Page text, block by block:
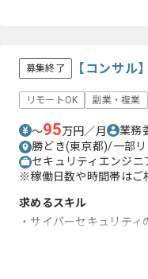
募集終了 【コンサル
リモートOK 副業・複業
〜95万円／月 業務
勝どき(東京都)/一部リ
セキュリティエンジ
※稼働日数や時間帯はご
求めるスキル
・サイバーセキュリティ